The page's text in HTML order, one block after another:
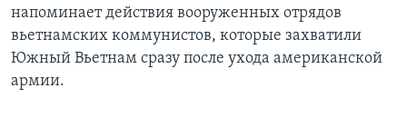
напоминает действия вооруженных отрядов
вьетнамских коммунистов, которые захватили
Южный Вьетнам сразу после ухода американской
армии.